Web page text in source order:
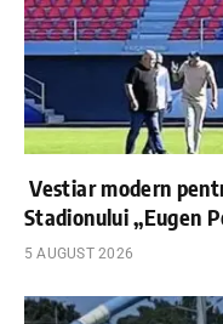
Vestiar modern
Stadionului „Eugen
5 AUGUST 2026